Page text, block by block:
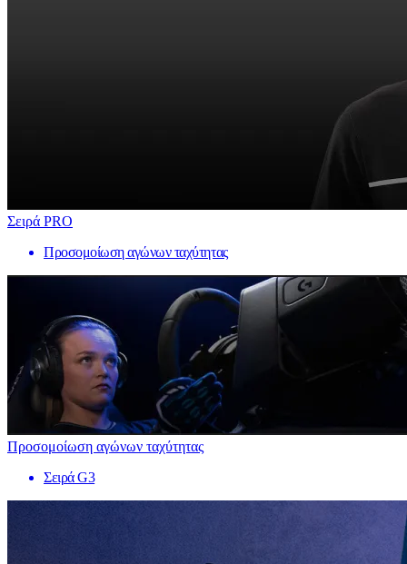
Σειρά PRO
Προσομοίωση αγώνων ταχύτητας
Προσομοίωση αγώνων ταχύτητας
Σειρά G3